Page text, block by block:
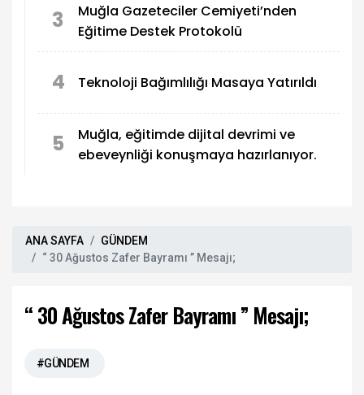
3
Muğla Gazeteciler Cemiyeti’nden
Eğitime Destek Protokolü
4 Teknoloji Bağımlılığı Masaya Yatırıldı
5
Muğla, eğitimde dijital devrimi ve
ebeveynliği konuşmaya hazırlanıyor.
ANA SAYFA
GÜNDEM
“ 30 Ağustos Zafer Bayramı ” Mesajı;
“ 30 Ağustos Zafer Bayramı ” Mesajı;
#GÜNDEM